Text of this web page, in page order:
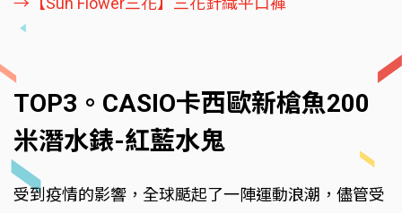
TOP3。CASIO卡西歐新槍魚200
米潛水錶-紅藍水鬼
受到疫情的影響，全球颳起了一陣運動浪潮，儘管受